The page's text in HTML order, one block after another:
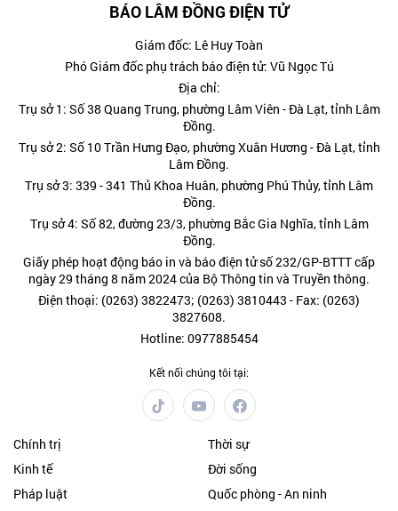
BÁO LÂM ĐỒNG ĐIỆN TỬ
Giám đốc: Lê Huy Toàn
Phó Giám đốc phụ trách báo điện tử: Vũ Ngọc Tú
Địa chỉ:
Trụ sở 1: Số 38 Quang Trung, phường Lâm Viên - Đà Lạt, tỉnh Lâm
Đồng.
Trụ sở 2: Số 10 Trần Hưng Đạo, phường Xuân Hương - Đà Lạt, tỉnh
Lâm Đồng.
Trụ sở 3: 339 - 341 Thủ Khoa Huân, phường Phú Thủy, tỉnh Lâm
Đồng.
Trụ sở 4: Số 82, đường 23/3, phường Bắc Gia Nghĩa, tỉnh Lâm
Đồng.
Giấy phép hoạt động báo in và báo điện tử số 232/GP-BTTT cấp
ngày 29 tháng 8 năm 2024 của Bộ Thông tin và Truyền thông.
Điện thoại: (0263) 3822473; (0263) 3810443 - Fax: (0263)
3827608.
Hotline: 0977885454
Kết nối chúng tôi tại:
Chính trị
Thời sự
Kinh tế
Đời sống
Pháp luật
Quốc phòng - An ninh